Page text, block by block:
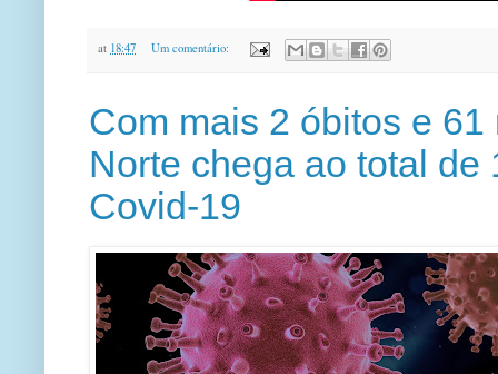
at 18:47 Um comentário:
Com mais 2 óbitos e
Norte chega ao total
Covid-19